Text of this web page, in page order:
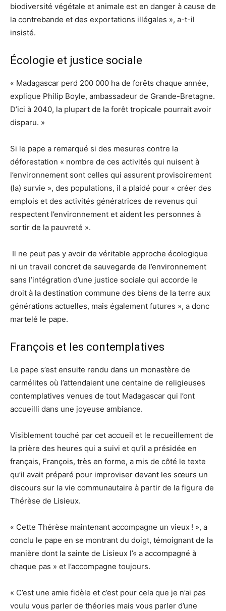
biodiversité végétale et animale est en danger à cause de
la contrebande et des exportations illégales », a-t-il
insisté.
Écologie et justice sociale
« Madagascar perd 200 000 ha de forêts chaque année,
explique Philip Boyle, ambassadeur de Grande-Bretagne.
D’ici à 2040, la plupart de la forêt tropicale pourrait avoir
disparu. »
Si le pape a remarqué si des mesures contre la
déforestation « nombre de ces activités qui nuisent à
l’environnement sont celles qui assurent provisoirement
(la) survie », des populations, il a plaidé pour « créer des
emplois et des activités génératrices de revenus qui
respectent l’environnement et aident les personnes à
sortir de la pauvreté ».
Il ne peut pas y avoir de véritable approche écologique
ni un travail concret de sauvegarde de l’environnement
sans l’intégration d’une justice sociale qui accorde le
droit à la destination commune des biens de la terre aux
générations actuelles, mais également futures », a donc
martelé le pape.
François et les contemplatives
Le pape s’est ensuite rendu dans un monastère de
carmélites où l’attendaient une centaine de religieuses
contemplatives venues de tout Madagascar qui l’ont
accueilli dans une joyeuse ambiance.
Visiblement touché par cet accueil et le recueillement de
la prière des heures qui a suivi et qu’il a présidée en
français, François, très en forme, a mis de côté le texte
qu’il avait préparé pour improviser devant les sœurs un
discours sur la vie communautaire à partir de la figure de
Thérèse de Lisieux.
« Cette Thérèse maintenant accompagne un vieux ! », a
conclu le pape en se montrant du doigt, témoignant de la
manière dont la sainte de Lisieux l’« a accompagné à
chaque pas » et l’accompagne toujours.
« C’est une amie fidèle et c’est pour cela que je n’ai pas
voulu vous parler de théories mais vous parler d’une